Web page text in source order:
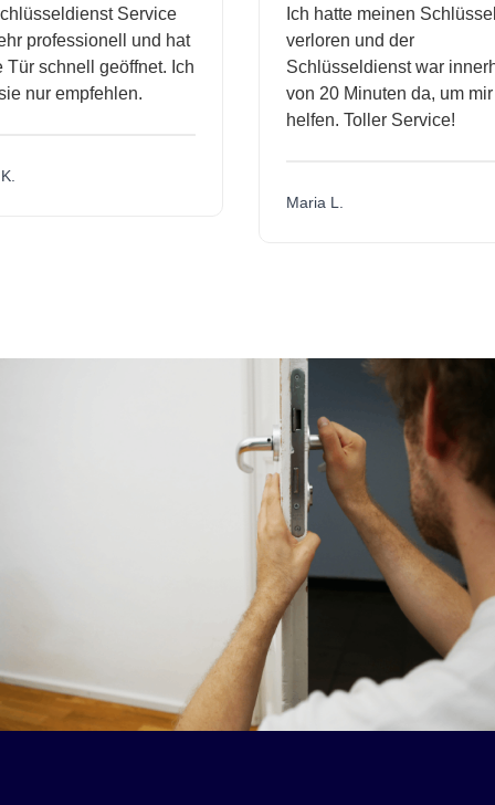
Service
professionell und hat
schnell geöffnet. Ich
empfehlen.
Ich hatte meinen Schlüssel
verloren und der
Schlüsseldienst war
von 20 Minuten da, um mir zu
helfen. Toller Service!
Maria L.